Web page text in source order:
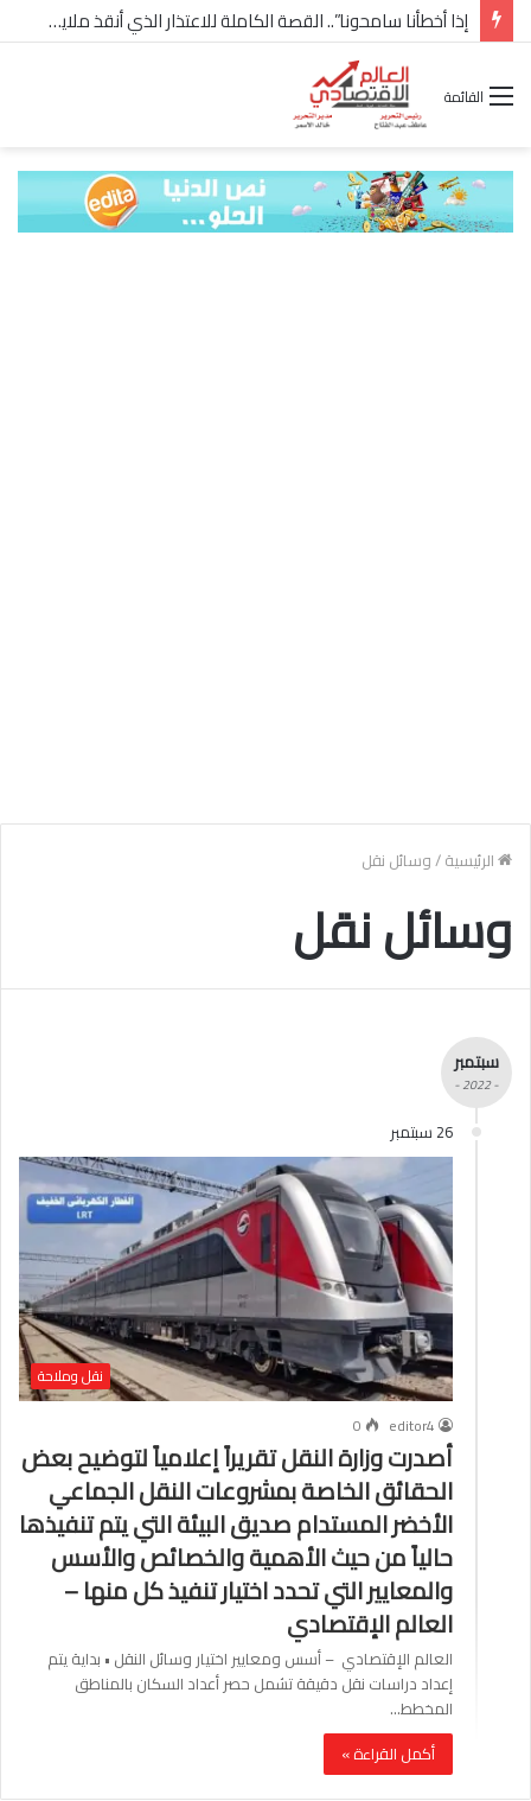
إذا أخطأنا سامحونا”.. القصة الكاملة للاعتذار الذي أنقذ ملايين “إعمار” في الساحل الشمالي
القائمة
الرئيسية/وسائل نقل
وسائل نقل
سبتمبر
- 2022 -
26 سبتمبر
نقل وملاحة
editor4
0
أصدرت وزارة النقل تقريراً إعلامياً لتوضيح بعض
الحقائق الخاصة بمشروعات النقل الجماعي
الأخضر المستدام صديق البيئة التي يتم تنفيذها
حالياً من حيث الأهمية والخصائص والأسس
والمعايير التي تحدد اختيار تنفيذ كل منها –
العالم الإقتصادي
العالم الإقتصادي – أسس ومعايير اختيار وسائل النقل • بداية يتم
إعداد دراسات نقل دقيقة تشمل حصر أعداد السكان بالمناطق
المخطط…
أكمل القراءة »